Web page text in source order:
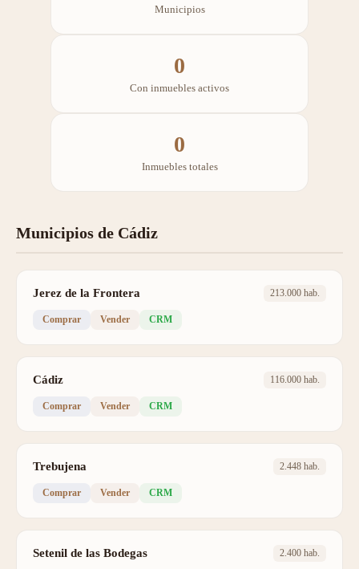
Municipios
0
Con inmuebles activos
0
Inmuebles totales
Municipios de Cádiz
Jerez de la Frontera 213.000 hab.
Comprar Vender CRM
Cádiz 116.000 hab.
Comprar Vender CRM
Trebujena 2.448 hab.
Comprar Vender CRM
Setenil de las Bodegas 2.400 hab.